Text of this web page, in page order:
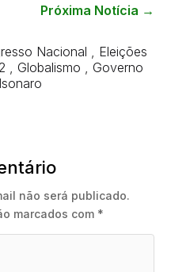
Próxima Notícia →
Nacional
Eleições
Globalismo
Governo
não será publicado.
marcados com *